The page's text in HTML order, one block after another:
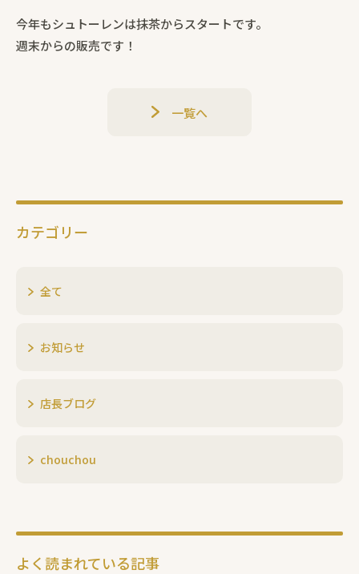
今年もシュトーレンは抹茶からスタートです。
週末からの販売です！
一覧へ
カテゴリー
全て
お知らせ
店長ブログ
chouchou
よく読まれている記事